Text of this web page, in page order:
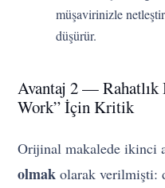
müşavirinizle
düşürür.
Avantaj 2 — Rahatlık
Work” İçin Kritik
Orijinal makalede ikinci
olmak olarak verilmişti: